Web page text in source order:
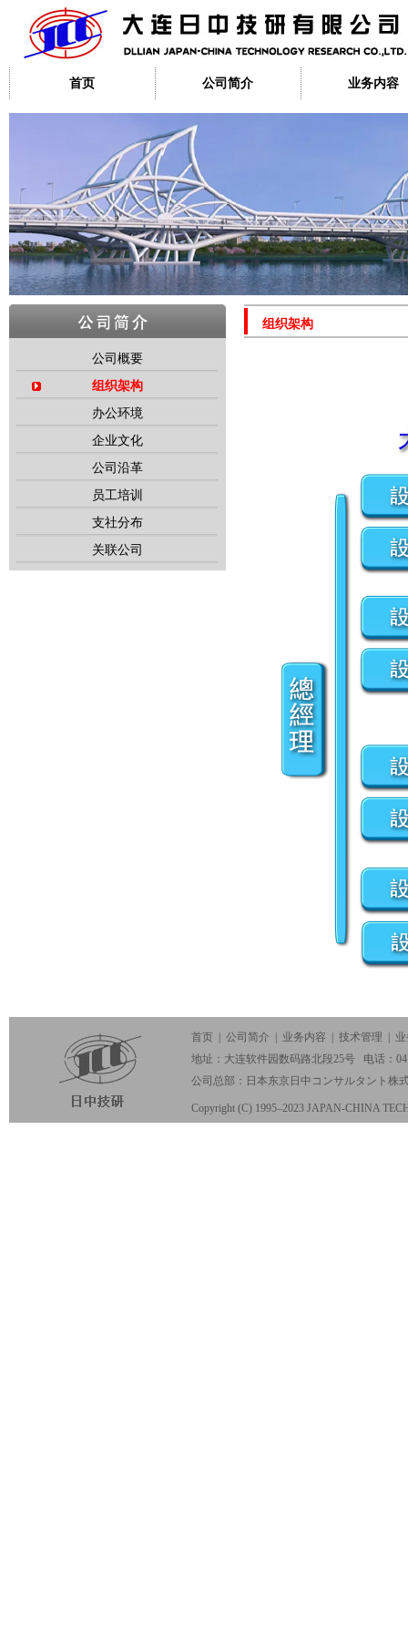
首页 公司简介 业务内容
公司概要
组织架构
办公环境
企业文化
公司沿革
员工培训
支社分布
关联公司
组织架构
首页 公司简介 业务内容 技术管理
地址：大连软件园数码路北段25号 电话：
公司总部：日本东京日中コンサルタント株
Copyright (C) 1995–2023 JAPAN-CHINA